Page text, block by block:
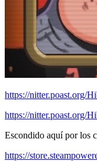
https://nitter.poast.org/
https://nitter.poast.org/
Escondido aquí por los
https://